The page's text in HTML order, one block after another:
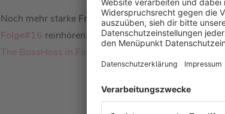
Noch mehr starke Frauenstimmen? Dann unbedingt
Folge#16 reinhören. Oder lieberKontrastprogramm
The BossHoss in Folge#17